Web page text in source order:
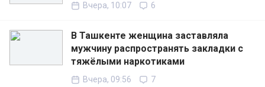
Вчера, 10:07 6
В Ташкенте женщина заставляла
мужчину распространять закладки с
тяжёлыми наркотиками
Вчера, 09:56 7